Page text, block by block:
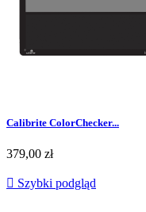
Calibrite ColorChecker...
379,00 zł
 Szybki podgląd